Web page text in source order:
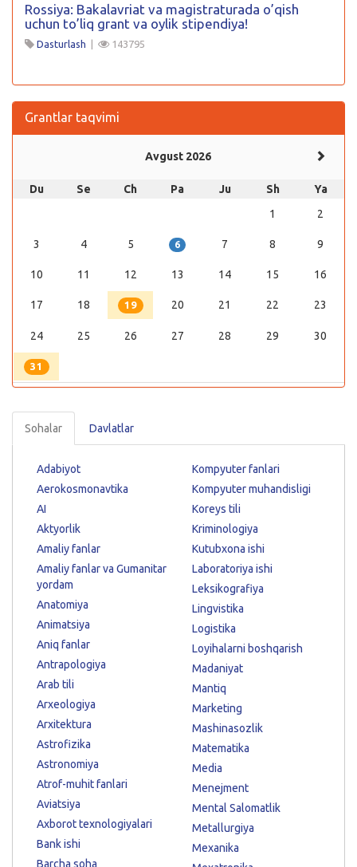
Rossiya: Bakalavriat va magistraturada o’qish
uchun to’liq grant va oylik stipendiya!
Dasturlash | 143795
Grantlar taqvimi
Avgust 2026
Du Se Ch Pa Ju Sh
Ya
1
2
3 4 5 6 7 8 9
10 11 12 13 14 15 16
17 18 19 20 21 22 23
24 25 26 27 28 29 30
31
Sohalar Davlatlar
Adabiyot
Aerokosmonavtika
AI
Aktyorlik
Amaliy fanlar
Amaliy fanlar va Gumanitar
yordam
Anatomiya
Animatsiya
Aniq fanlar
Antrapologiya
Arab tili
Arxeologiya
Arxitektura
Astrofizika
Astronomiya
Atrof-muhit fanlari
Aviatsiya
Axborot texnologiyalari
Bank ishi
Barcha soha
Kompyuter fanlari
Kompyuter muhandisligi
Koreys tili
Kriminologiya
Kutubxona ishi
Laboratoriya ishi
Leksikografiya
Lingvistika
Logistika
Loyihalarni boshqarish
Madaniyat
Mantiq
Marketing
Mashinasozlik
Matematika
Media
Menejment
Mental Salomatlik
Metallurgiya
Mexanika